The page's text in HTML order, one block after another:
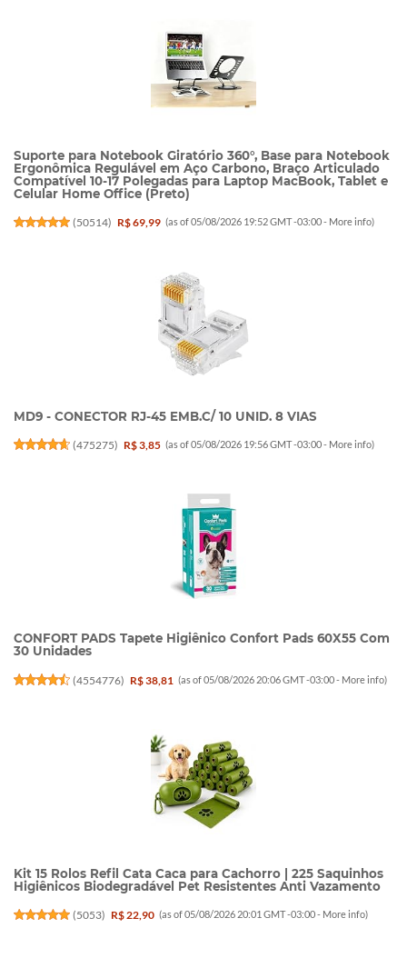
Suporte para Notebook Giratório 360°, Base para Notebook
Ergonômica Regulável em Aço Carbono, Braço Articulado
Compatível 10-17 Polegadas para Laptop MacBook, Tablet e
Celular Home Office (Preto)
(50514) R$ 69,99 (as of 05/08/2026 19:52 GMT -03:00 - More info)
MD9 - CONECTOR RJ-45 EMB.C/ 10 UNID. 8 VIAS
(475275) R$ 3,85 (as of 05/08/2026 19:56 GMT -03:00 - More info)
CONFORT PADS Tapete Higiênico Confort Pads 60X55 Com
30 Unidades
(4554776) R$ 38,81 (as of 05/08/2026 20:06 GMT -03:00 - More info)
Kit 15 Rolos Refil Cata Caca para Cachorro | 225 Saquinhos
Higiênicos Biodegradável Pet Resistentes Anti Vazamento
(5053) R$ 22,90 (as of 05/08/2026 20:01 GMT -03:00 - More info)